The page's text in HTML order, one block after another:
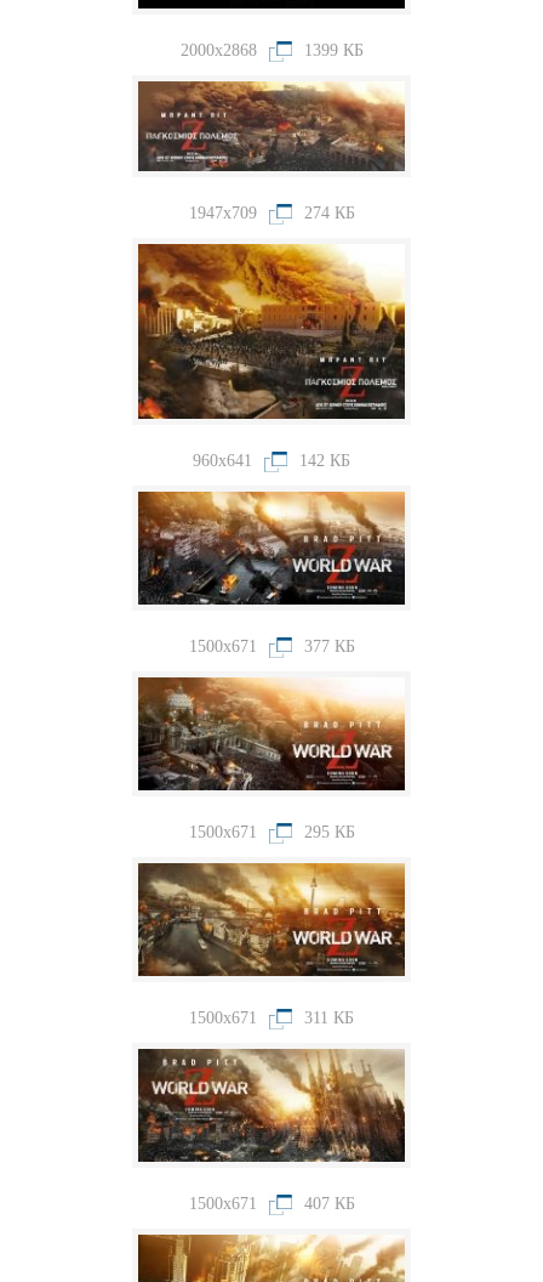
2000x2868 1399 КБ
1947x709 274 КБ
960x641 142 КБ
1500x671 377 КБ
1500x671 295 КБ
1500x671 311 КБ
1500x671 407 КБ